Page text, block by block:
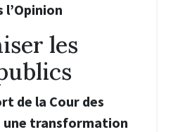
l’Opinion
les
de la Cour des
une transformation